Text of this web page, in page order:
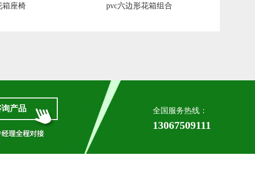
箱座椅 pvc六边形花箱组合
产品 全国服务热线：
13067509111